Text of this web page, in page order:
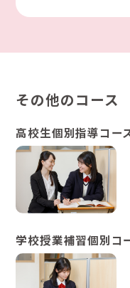
その他のコース
高校生個別指導コー
学校授業補習個別コ